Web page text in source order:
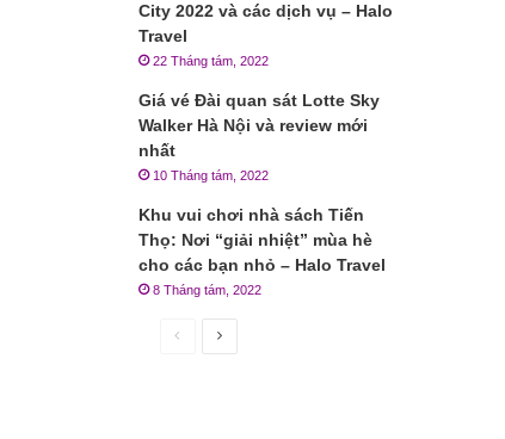
City 2022 và các dịch vụ – Halo
Travel
22 Tháng tám, 2022
Giá vé Đài quan sát Lotte Sky
Walker Hà Nội và review mới
nhất
10 Tháng tám, 2022
Khu vui chơi nhà sách Tiến
Thọ: Nơi “giải nhiệt” mùa hè
cho các bạn nhỏ – Halo Travel
8 Tháng tám, 2022
Trang